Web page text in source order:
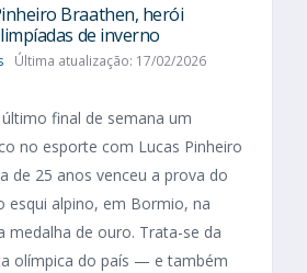
Braathen, herói
de inverno
Última atualização: 17/02/2026
final de semana um
no esporte com Lucas Pinheiro
de 25 anos venceu a prova do
esqui alpino, em Bormio, na
medalha de ouro. Trata-se da
olímpica do país — e também